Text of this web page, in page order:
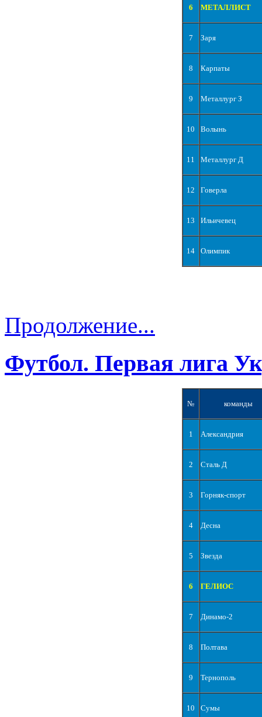
6 МЕТАЛЛИСТ
7 Заря
8 Карпаты
9 Металлург З
10 Волынь
11 Металлург Д
12 Говерла
13 Ильичевец
14 Олимпик
Продолжение...
Футбол. Первая лига
№ команды
1 Александрия
2 Сталь Д
3 Горняк-спорт
4 Десна
5 Звезда
6 ГЕЛИОС
7 Динамо-2
8 Полтава
9 Тернополь
10 Сумы